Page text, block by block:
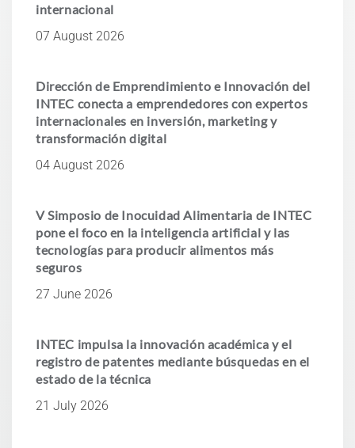
internacional
07 August 2026
Dirección de Emprendimiento e Innovación del
INTEC conecta a emprendedores con expertos
internacionales en inversión, marketing y
transformación digital
04 August 2026
V Simposio de Inocuidad Alimentaria de INTEC
pone el foco en la inteligencia artificial y las
tecnologías para producir alimentos más
seguros
27 June 2026
INTEC impulsa la innovación académica y el
registro de patentes mediante búsquedas en el
estado de la técnica
21 July 2026